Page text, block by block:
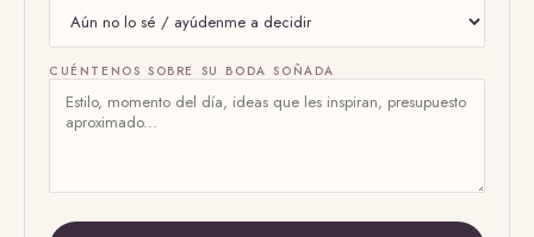
CUÉNTENOS SOBRE SU BODA SOÑADA